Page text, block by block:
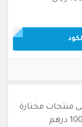
منتجات مختارة